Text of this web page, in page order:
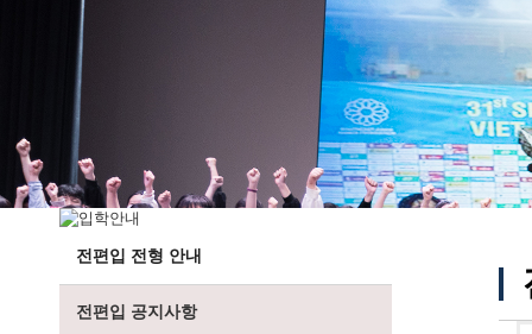
학교 CI
교직원현황
학생현황
위치/전화
전경사진
전편입 전형 안내
전편입 공지사항